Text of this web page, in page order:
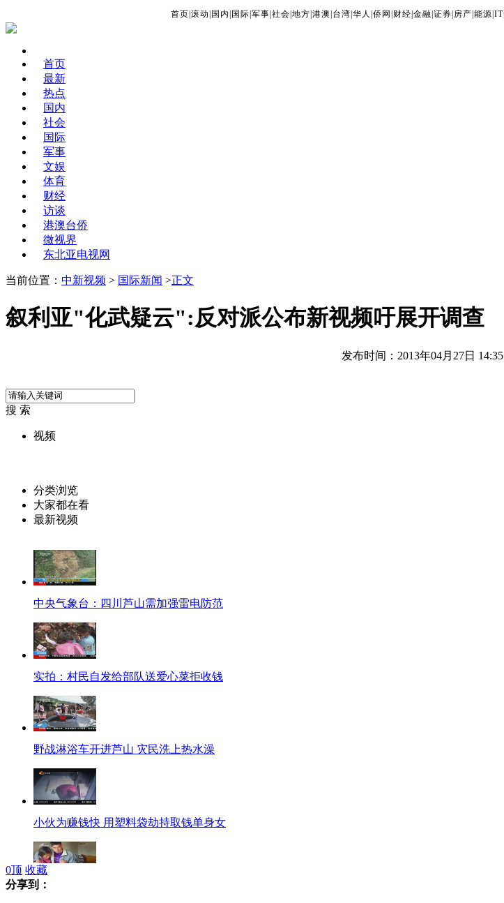
首页 滚动 国内 国际 军事 社会 地方 港澳 台湾 华人 侨网 财经 金融 证券 房产 能源 IT|
首页
最新
热点
国内
社会
国际
军事
文娱
体育
财经
访谈
港澳台侨
微视界
东北亚电视网
当前位置： 中新视频 > 国际新闻 >正文
叙利亚"化武疑云":反对派公布新视频吁展开调查
发布时间：2013年04月27日 14:35
搜 索
视频
分类浏览
大家都在看
最新视频
中央气象台：四川芦山需加强雷电防范
实拍：村民自发给部队送爱心菜拒收钱
野战淋浴车开进芦山 灾民洗上热水澡
小伙为赚钱快 用塑料袋劫持取钱单身女
0顶 收藏
分享到：